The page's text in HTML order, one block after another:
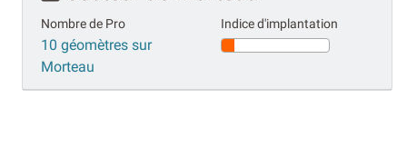
Nombre de Pro
10 géomètres sur
Morteau
Indice d'implantation